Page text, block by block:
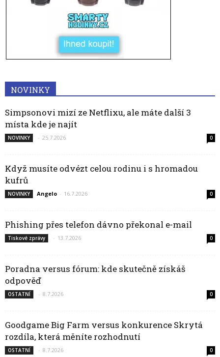
NOVINKY
Simpsonovi mizí ze Netflixu, ale máte další 3
místa kde je najít
NOVINKY - 25.7.2026 0
Když musíte odvézt celou rodinu i s hromadou
kufrů
NOVINKY Angelo - 16.7.2026 0
Phishing přes telefon dávno překonal e-mail
Tiskové zprávy - 13.7.2026 0
Poradna versus fórum: kde skutečně získáš
odpověď
OSTATNÍ - 8.7.2026 0
Goodgame Big Farm versus konkurence Skrytá
rozdíla, která měníte rozhodnutí
OSTATNÍ - 8.7.2026 0